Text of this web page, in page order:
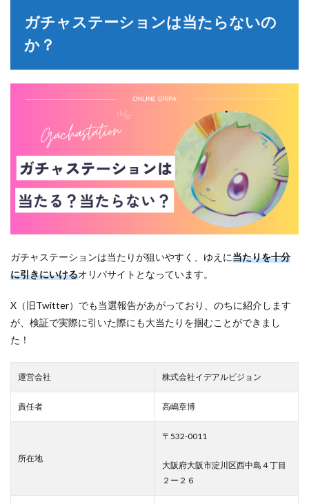
ガチャステーションは当たらないの
か？
ガチャステーションは当たりが狙いやすく、ゆえに当たりを十分
に引きにいけるオリパサイトとなっています。
X（旧Twitter）でも当選報告があがっており、のちに紹介します
が、検証で実際に引いた際にも大当たりを掴むことができまし
た！
運営会社 株式会社イデアルビジョン
責任者 高嶋章博
所在地
〒532-0011
大阪府大阪市淀川区西中島４丁目
２ー２６